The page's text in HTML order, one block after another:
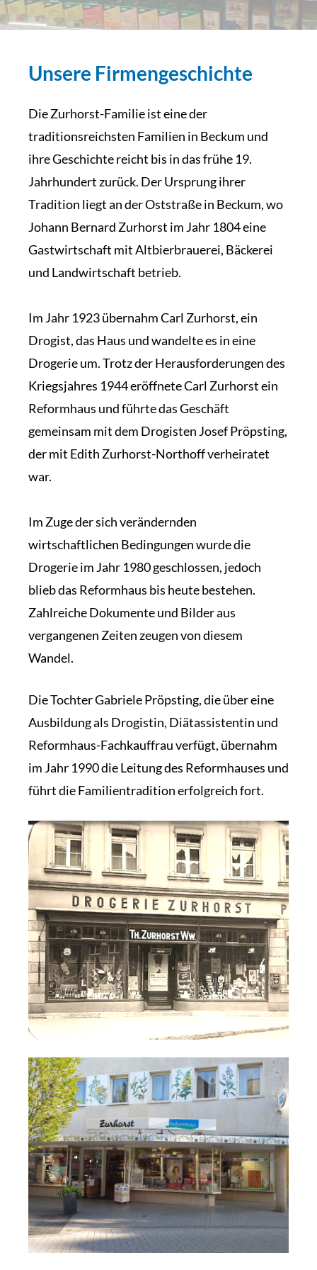
Unsere Firmengeschichte
Die Zurhorst-Familie ist eine der
traditionsreichsten Familien in Beckum und
ihre Geschichte reicht bis in das frühe 19.
Jahrhundert zurück. Der Ursprung ihrer
Tradition liegt an der Oststraße in Beckum, wo
Johann Bernard Zurhorst im Jahr 1804 eine
Gastwirtschaft mit Altbierbrauerei, Bäckerei
und Landwirtschaft betrieb.
Im Jahr 1923 übernahm Carl Zurhorst, ein
Drogist, das Haus und wandelte es in eine
Drogerie um. Trotz der Herausforderungen des
Kriegsjahres 1944 eröffnete Carl Zurhorst ein
Reformhaus und führte das Geschäft
gemeinsam mit dem Drogisten Josef Pröpsting,
der mit Edith Zurhorst-Northoff verheiratet
war.
Im Zuge der sich verändernden
wirtschaftlichen Bedingungen wurde die
Drogerie im Jahr 1980 geschlossen, jedoch
blieb das Reformhaus bis heute bestehen.
Zahlreiche Dokumente und Bilder aus
vergangenen Zeiten zeugen von diesem
Wandel.
Die Tochter Gabriele Pröpsting, die über eine
Ausbildung als Drogistin, Diätassistentin und
Reformhaus-Fachkauffrau verfügt, übernahm
im Jahr 1990 die Leitung des Reformhauses und
führt die Familientradition erfolgreich fort.